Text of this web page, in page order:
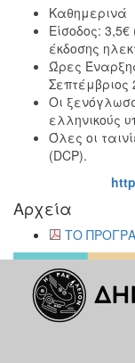
Καθημερινά
Είσοδος:
έκδοσης
Ώρες
Σεπτέμβριος
Οι
ελληνικούς
Όλες οι
(DCP).
Αρχεία
ΤΟ